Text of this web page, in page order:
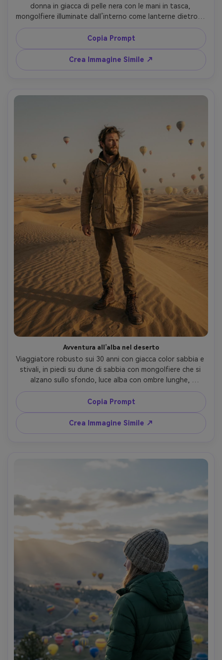
donna in giacca di pelle nera con le mani in tasca,
mongolfiere illuminate dall’interno come lanterne dietro di
lei, luci festival bokeh, scattata con Sony A7S III, 35mm
f/1.4, ombre pulite in poca luce, viso nitido, color grading
cinematografico, fotorealistico --ar 4:5
Copia Prompt
Crea Immagine Simile ↗
Avventura all’alba nel deserto
Viaggiatore robusto sui 30 anni con giacca color sabbia e
stivali, in piedi su dune di sabbia con mongolfiere che si
alzano sullo sfondo, luce alba con ombre lunghe,
scattata con Nikon Z8, obiettivo 50mm, ritratto a figura
intera, foschia naturale, texture dettagliata, look da
poster di viaggio cinematografico, fotorealistico --ar 4:5
Copia Prompt
Crea Immagine Simile ↗